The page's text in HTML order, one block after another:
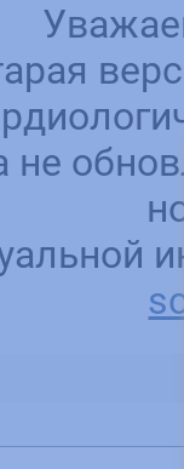
не